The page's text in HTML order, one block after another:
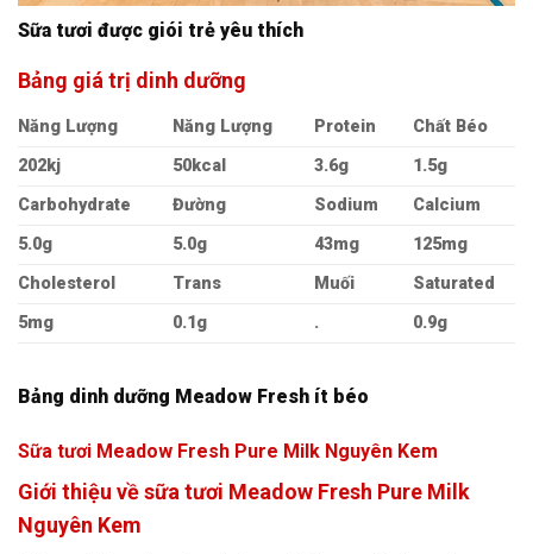
Sữa tươi được giói trẻ yêu thích
Bảng giá trị dinh dưỡng
Năng Lượng Năng Lượng Protein
Chất Béo
202kj
50kcal 3.6g
1.5g
Carbohydrate
Đường Sodium
Calcium
5.0g
5.0g 43mg
125mg
Cholesterol
Trans Muối
Saturated
5mg
0.1g . 0.9g
Bảng dinh dưỡng Meadow Fresh ít béo
Sữa tươi Meadow Fresh Pure Milk Nguyên Kem
Giới thiệu về sữa tươi Meadow Fresh Pure Milk
Nguyên Kem